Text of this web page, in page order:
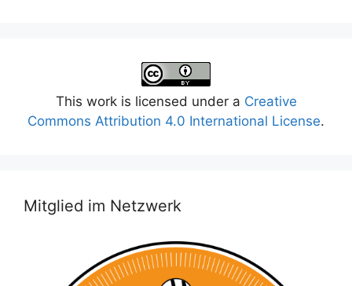
This work is licensed under a Creative
Commons Attribution 4.0 International License.
Mitglied im Netzwerk